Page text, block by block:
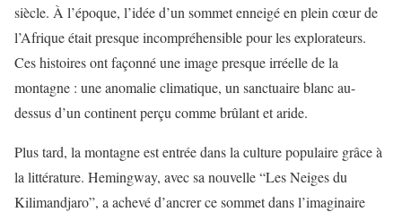
siècle. À l’époque, l’idée d’un sommet enneigé en plein cœur de
l’Afrique était presque incompréhensible pour les explorateurs.
Ces histoires ont façonné une image presque irréelle de la
montagne : une anomalie climatique, un sanctuaire blanc au-
dessus d’un continent perçu comme brûlant et aride.
Plus tard, la montagne est entrée dans la culture populaire grâce à
la littérature. Hemingway, avec sa nouvelle “Les Neiges du
Kilimandjaro”, a achevé d’ancrer ce sommet dans l’imaginaire